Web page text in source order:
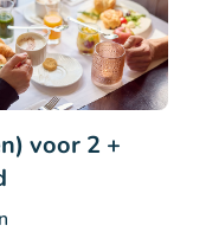
voor 2 +